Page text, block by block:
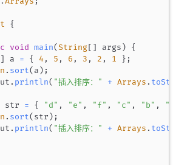
{
void main(String[ ] args )
{
] a = { 4 , 5 , 6 , 3 , 2 , 1 } ;
. sort( a ) ;
. println( "插入排序：" + Arrays .
str = { "d" , "e" , "f" , "c" , "b" ,
. sort( str ) ;
. println( "插入排序：" + Arrays .